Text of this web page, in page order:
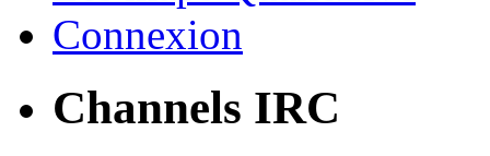
Connexion
Channels IRC